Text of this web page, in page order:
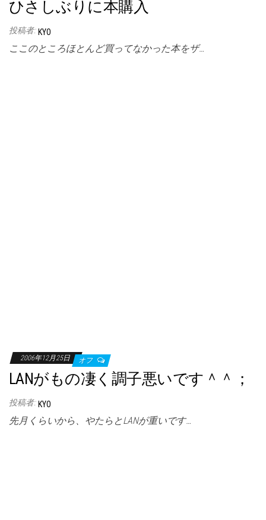
ひさしぶりに本購入
投稿者: KYO
ここのところほとんど買ってなかった本をザ…
2006年12月25日 オフ
LANがもの凄く調子悪いです＾＾；
投稿者: KYO
先月くらいから、やたらとLANが重いです…